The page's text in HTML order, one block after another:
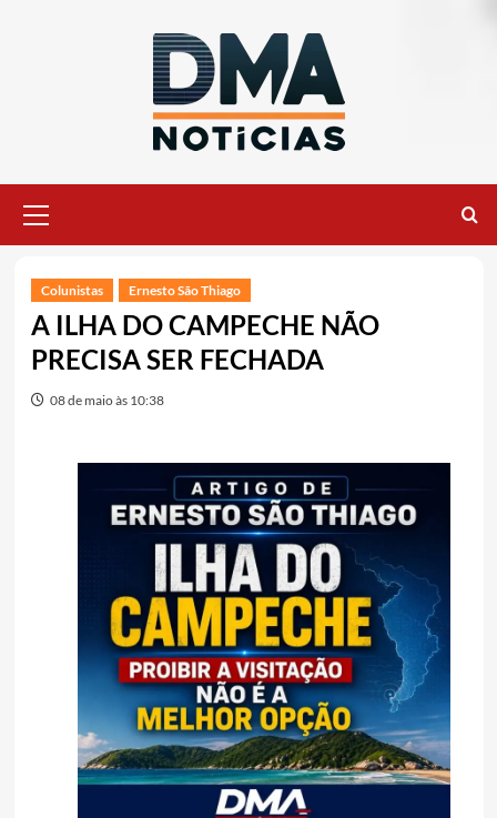
principal
Colunistas Ernesto São Thiago
A ILHA DO CAMPECHE NÃO
PRECISA SER FECHADA
08 de maio às 10:38